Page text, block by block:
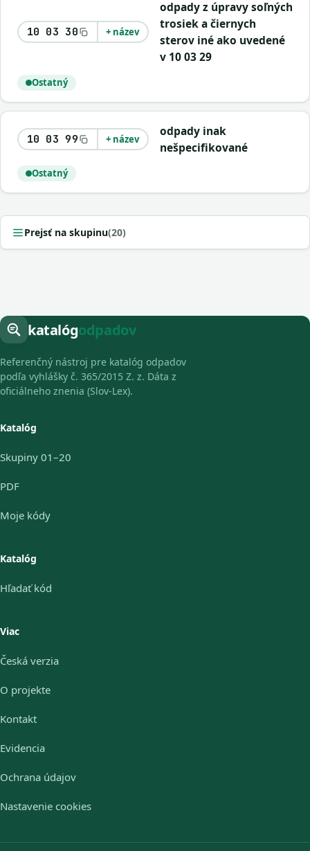
10 03 30 + název
odpady z úpravy soľných
trosiek a čiernych
sterov iné ako uvedené
v 10 03 29
Ostatný
10 03 99 + název
odpady inak
nešpecifikované
Ostatný
Prejsť na skupinu(20)
katalógodpadov
Referenčný nástroj pre katalóg odpadov
podľa vyhlášky č. 365/2015 Z. z. Dáta z
oficiálneho znenia (Slov-Lex).
Katalóg
Skupiny 01–20
PDF
Moje kódy
Katalóg
Hľadať kód
Viac
Česká verzia
O projekte
Kontakt
Evidencia
Ochrana údajov
Nastavenie cookies